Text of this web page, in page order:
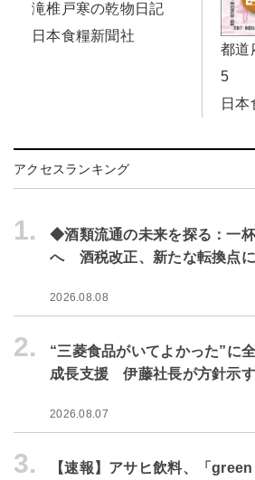
滝椎戸寒の乾物日記
日本食糧新聞社
都道
5
日本
アクセスランキング
1.
◆酒類流通の未来を探る：一
へ 酒税改正、新たな転換点に
2026.08.08
2.
“三菱食品がいてよかった”に
成長支援 伊藤社長が方針示す
2026.08.07
3.
【速報】アサヒ飲料、「